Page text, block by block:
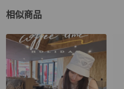
相似商品
更多相似Prada女士配件推薦精品